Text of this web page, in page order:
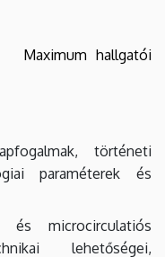
Maximum hallgatói
történeti
paraméterek és
és microcirculatiós
lehetőségei,